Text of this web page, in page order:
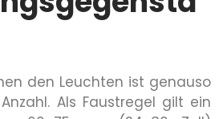
den Leuchten ist genauso
Als Faustregel gilt ein